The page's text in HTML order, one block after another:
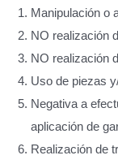
Manipulación o
NO realización
NO realización
Uso de piezas
Negativa a
aplicación de
Realización de